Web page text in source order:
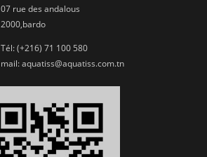
07 rue des andalous
2000,bardo
Tél: (+216) 71 100 580
mail:aquatiss@aquatiss.com.tn